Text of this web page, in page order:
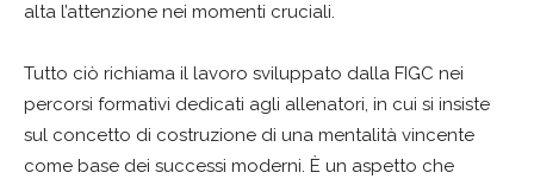
alta l’attenzione nei momenti cruciali.
Tutto ciò richiama il lavoro sviluppato dalla FIGC nei
percorsi formativi dedicati agli allenatori, in cui si insiste
sul concetto di costruzione di una mentalità vincente
come base dei successi moderni. È un aspetto che